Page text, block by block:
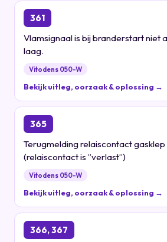
361
Vlamsignaal is bij branderstart niet
laag.
Vitodens 050-W
Bekijk uitleg, oorzaak & oplossing →
365
Terugmelding relaiscontact
(relaiscontact is ”verlast”)
Vitodens 050-W
Bekijk uitleg, oorzaak & oplossing →
366, 367